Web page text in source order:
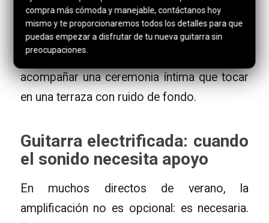
pobre o cansar al oído.
La elección depende mucho del repertorio y
del tipo de evento. No es lo mismo
acompañar una ceremonia íntima que tocar
en una terraza con ruido de fondo.
Guitarra electrificada: cuando
el sonido necesita apoyo
En muchos directos de verano, la
amplificación no es opcional: es necesaria.
compra más cómoda y manejable, contáctanos hoy
mismo y te proporcionaremos todos los detalles para que
puedas empezar a disfrutar de tu nueva guitarra sin
preocupaciones.